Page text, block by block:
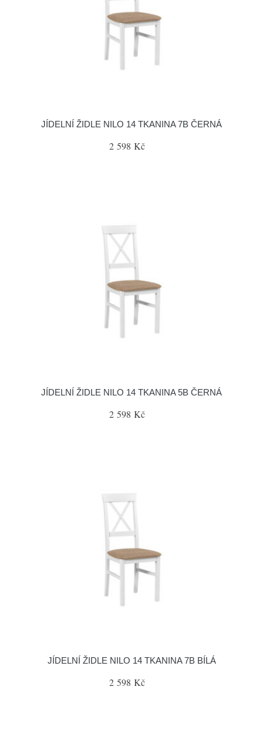
JÍDELNÍ ŽIDLE NILO 14 TKANINA 7B ČERNÁ
2 598 Kč
JÍDELNÍ ŽIDLE NILO 14 TKANINA 5B ČERNÁ
2 598 Kč
JÍDELNÍ ŽIDLE NILO 14 TKANINA 7B BÍLÁ
2 598 Kč